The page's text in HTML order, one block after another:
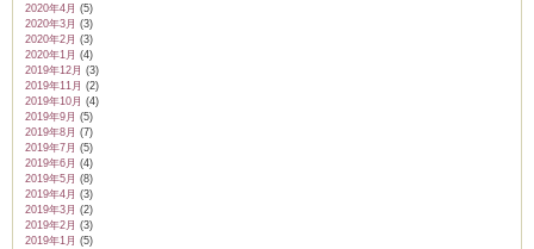
2020年4月 (5)
2020年3月 (3)
2020年2月 (3)
2020年1月 (4)
2019年12月 (3)
2019年11月 (2)
2019年10月 (4)
2019年9月 (5)
2019年8月 (7)
2019年7月 (5)
2019年6月 (4)
2019年5月 (8)
2019年4月 (3)
2019年3月 (2)
2019年2月 (3)
2019年1月 (5)